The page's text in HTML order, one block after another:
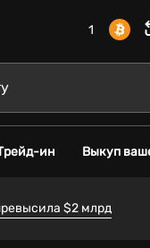
1
ин Выкуп
$2 млрд